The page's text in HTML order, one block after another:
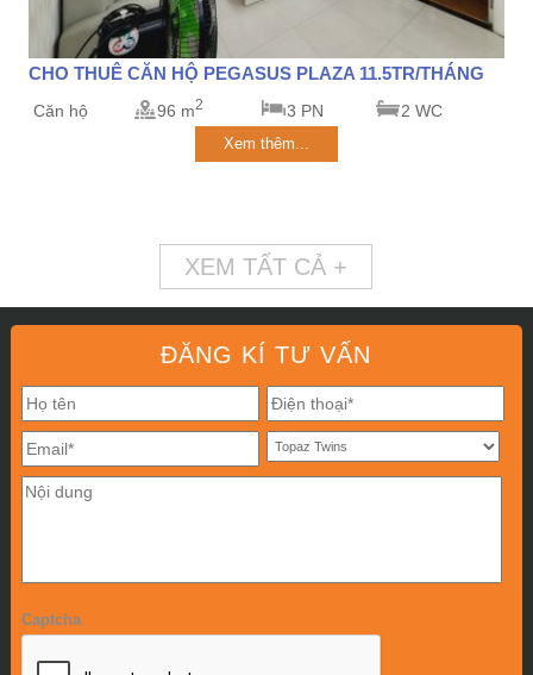
CHO THUÊ CĂN HỘ PEGASUS PLAZA 11.5TR/THÁNG
Căn hộ 96 m2 3 PN 2 WC
Xem thêm...
XEM TẤT CẢ +
ĐĂNG KÍ TƯ VẤN
Captcha